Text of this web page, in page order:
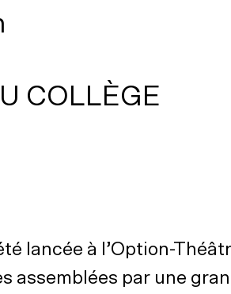
COLLÈGE
lancée à l’Option-
assemblées par une